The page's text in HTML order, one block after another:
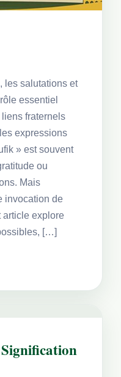
les salutations et
essentiel
fraternels
expressions
» est souvent
ou
Mais
invocation de
article explore
[…]